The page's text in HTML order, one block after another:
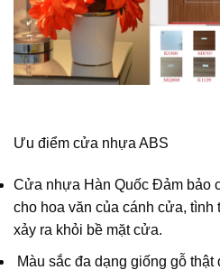
Ưu điểm cửa nhựa ABS
Cửa nhựa Hàn Quốc Đảm bảo
cho hoa văn của cánh cửa, tình
xảy ra khỏi bề mặt cửa.
Màu sắc đa dạng giống gỗ